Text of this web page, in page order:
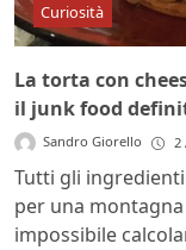
Curiosità
La torta con
il junk food
Sandro Giorello 2
Tutti gli
per una
impossibile